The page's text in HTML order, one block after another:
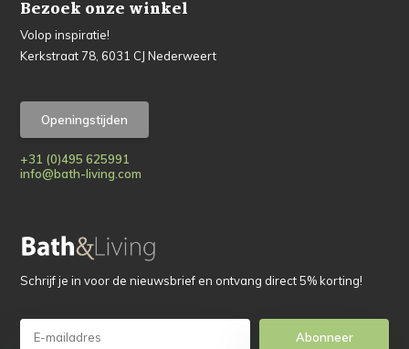
Bezoek onze winkel
Volop inspiratie!
Kerkstraat 78, 6031 CJ Nederweert
Openingstijden
+31 (0)495 625991
info@bath-living.com
Schrijf je in voor de nieuwsbrief en ontvang direct 5% korting!
Abonneer